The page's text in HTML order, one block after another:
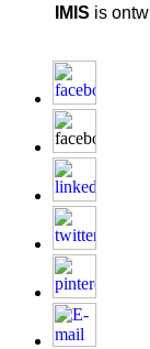
IMIS is